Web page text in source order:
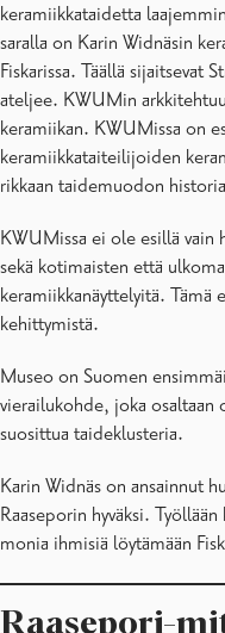
keramiikkataidetta
saralla on Karin Widnäsin
Fiskarissa. Täällä sijaitsevat
ateljee. KWUMin
keramiikan. KWUMissa on
keramiikkataiteilijoiden
rikkaan taidemuodon
KWUMissa ei ole esillä vain
sekä kotimaisten että
keramiikkanäyttelyitä. Tämä
kehittymistä.
Museo on Suomen
vierailukohde, joka osaltaan
suosittua taideklusteria.
Karin Widnäs on ansainnut
Raaseporin hyväksi.
monia ihmisiä löytämään
Raasepori-